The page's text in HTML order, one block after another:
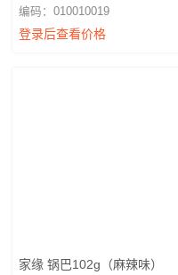
编码：010010019
登录后查看价格
家缘 锅巴102g（麻辣味）